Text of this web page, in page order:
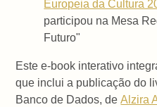
Europeia da Cultura
participou na Mesa
Futuro"
Este e-book interativo
que inclui a publicação do
Banco de Dados, deAlzira